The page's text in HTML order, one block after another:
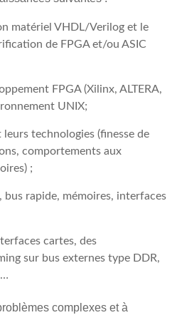
matériel VHDL/Verilog et le
de FPGA et/ou ASIC
FPGA (Xilinx, ALTERA,
UNIX;
technologies (finesse de
comportements aux
;
bus rapide, mémoires, interfaces
cartes, des
sur bus externes type DDR,
…
complexes et à